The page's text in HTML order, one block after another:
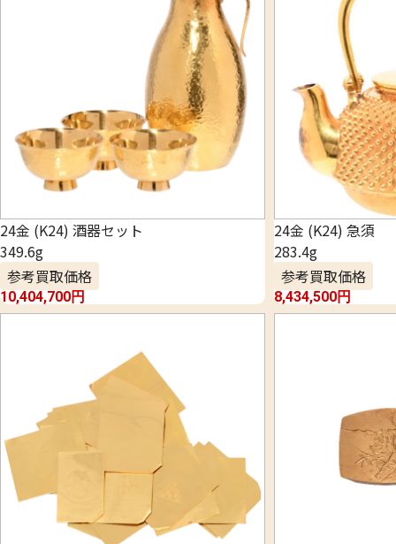
24金 (K24) 酒器セット
349.6g
参考買取価格
10,404,700円
24金 (K24) 急須
283.4g
参考買取価格
8,434,500円